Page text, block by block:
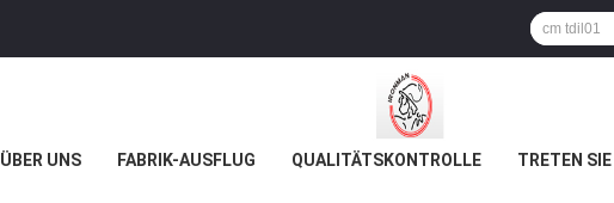
ÜBER UNS FABRIK-AUSFLUG QUALITÄTSKONTROLLE TRETEN